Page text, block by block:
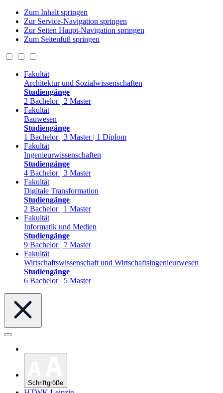
Zum Inhalt springen
Zur Service-Navigation springen
Zur Seiten Haupt-Navigation springen
Zum Seitenfuß springen
Fakultät
Architektur und Sozialwissenschaften
Studiengänge
2 Bachelor | 2 Master
Fakultät
Bauwesen
Studiengänge
1 Bachelor | 3 Master | 1 Diplom
Fakultät
Ingenieurwissenschaften
Studiengänge
4 Bachelor | 3 Master
Fakultät
Digitale Transformation
Studiengänge
2 Bachelor | 1 Master
Fakultät
Informatik und Medien
Studiengänge
9 Bachelor | 7 Master
Fakultät
Wirtschaftswissenschaft und Wirtschaftsingenieurwesen
Studiengänge
6 Bachelor | 5 Master
Schriftgröße